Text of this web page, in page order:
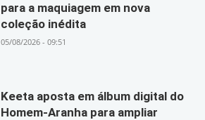
para a maquiagem em nova
coleção inédita
05/08/2026 - 09:51
Keeta aposta em álbum digital do
Homem-Aranha para ampliar